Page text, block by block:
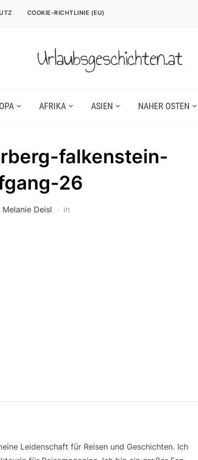
COOKIE-RICHTLINIE (EU)
Urlaubsgeschichten.at
AFRIKA ASIEN NAHER OSTEN
falkenstein-
26
Melanie Deisl in
Leidenschaft für Reisen und Geschichten. Ich